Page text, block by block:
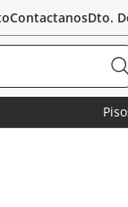
ContactanosDto.